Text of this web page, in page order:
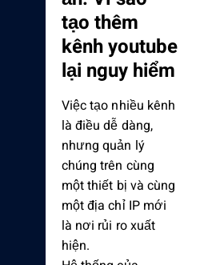
tạo thêm
kênh youtube
lại nguy hiểm
Việc tạo nhiều kênh
là điều dễ dàng,
nhưng quản lý
chúng trên cùng
một thiết bị và cùng
một địa chỉ IP mới
là nơi rủi ro xuất
hiện.